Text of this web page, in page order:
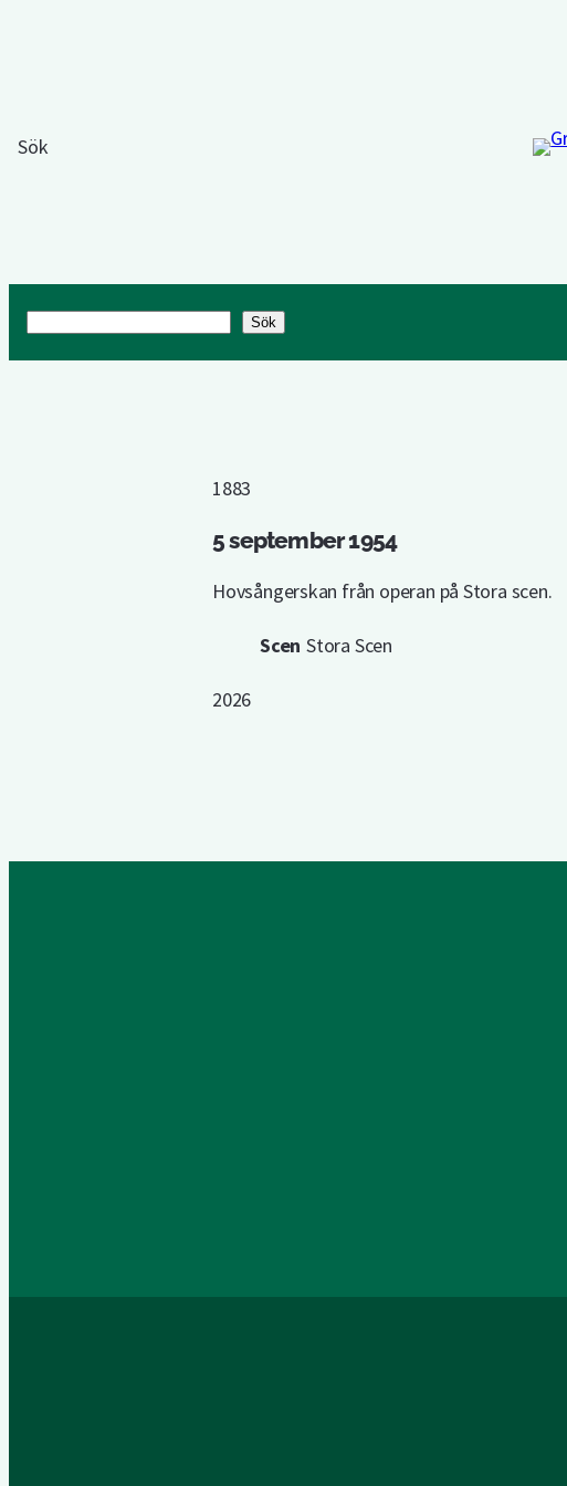
Sök
Sök
1883
5 september 1954
Hovsångerskan från operan på Stora scen.
Scen Stora Scen
2026